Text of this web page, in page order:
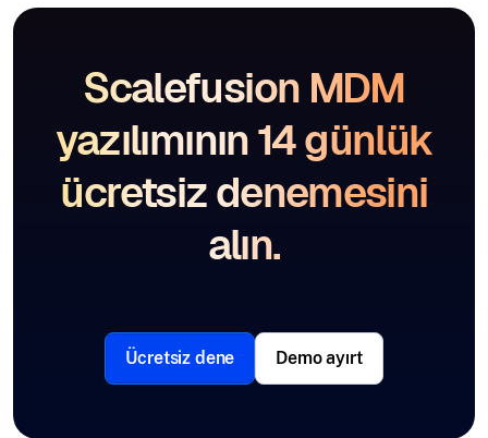
Scalefusion MDM
yazılımının 14 günlük
ücretsiz denemesini
alın.
Ücretsiz dene Demo ayırt